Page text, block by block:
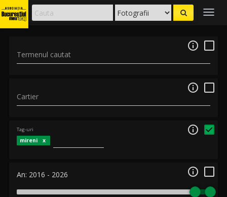
Termenul cautat

Cartier

mireni
Tag-uri 
An: 2016 - 2026 